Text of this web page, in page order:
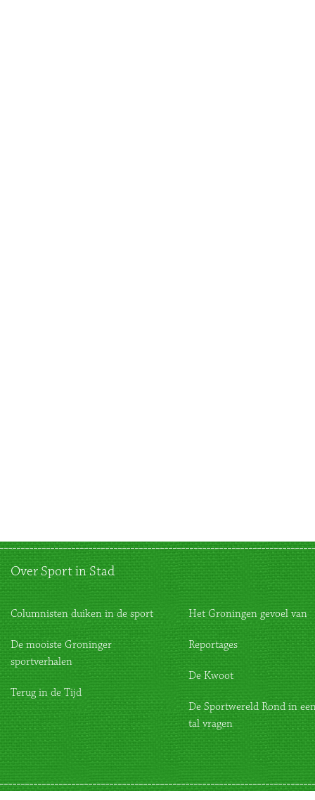
Over Sport in Stad
Columnisten duiken in de sport
De mooiste Groninger
sportverhalen
Terug in de Tijd
Het Groningen gevoel van
Reportages
De Kwoot
De Sportwereld Rond in
tal vragen